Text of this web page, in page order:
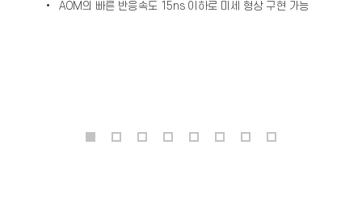
• AOM의 빠른 반응속도 15ns 이하로 미세 형상 구현 가능